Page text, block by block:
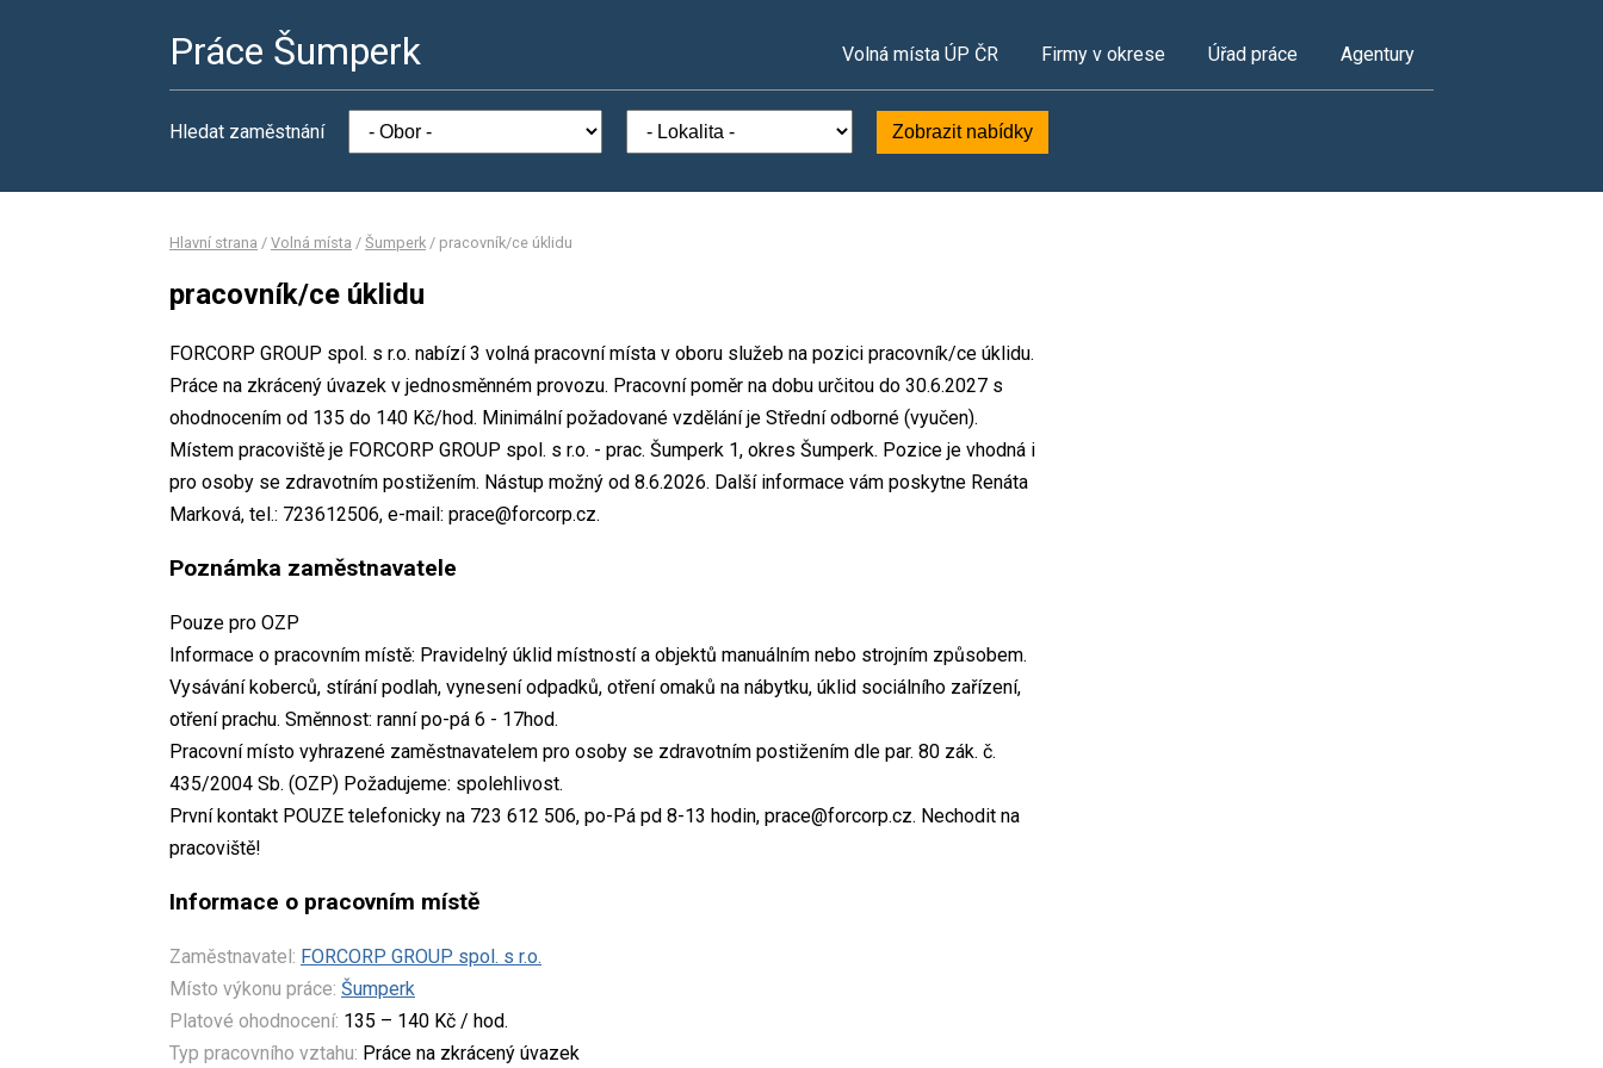
Práce Šumperk Volná místa ÚP ČR Firmy v okrese Úřad práce Agentury
Hledat zaměstnání Zobrazit nabídky
Hlavní strana / Volná místa / Šumperk / pracovník/ce úklidu
pracovník/ce úklidu
FORCORP GROUP spol. s r.o. nabízí 3 volná pracovní místa v oboru služeb na pozici pracovník/ce úklidu.
Práce na zkrácený úvazek v jednosměnném provozu. Pracovní poměr na dobu určitou do 30.6.2027 s
ohodnocením od 135 do 140 Kč/hod. Minimální požadované vzdělání je Střední odborné (vyučen).
Místem pracoviště je FORCORP GROUP spol. s r.o. - prac. Šumperk 1, okres Šumperk. Pozice je vhodná i
pro osoby se zdravotním postižením. Nástup možný od 8.6.2026. Další informace vám poskytne Renáta
Marková, tel.: 723612506, e-mail: prace@forcorp.cz.
Poznámka zaměstnavatele
Pouze pro OZP
Informace o pracovním místě: Pravidelný úklid místností a objektů manuálním nebo strojním způsobem.
Vysávání koberců, stírání podlah, vynesení odpadků, otření omaků na nábytku, úklid sociálního zařízení,
otření prachu. Směnnost: ranní po-pá 6 - 17hod.
Pracovní místo vyhrazené zaměstnavatelem pro osoby se zdravotním postižením dle par. 80 zák. č.
435/2004 Sb. (OZP) Požadujeme: spolehlivost.
První kontakt POUZE telefonicky na 723 612 506, po-Pá pd 8-13 hodin, prace@forcorp.cz. Nechodit na
pracoviště!
Informace o pracovním místě
Zaměstnavatel: FORCORP GROUP spol. s r.o.
Místo výkonu práce: Šumperk
Platové ohodnocení: 135 – 140 Kč / hod.
Typ pracovního vztahu: Práce na zkrácený úvazek